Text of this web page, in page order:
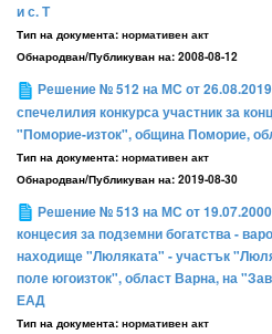
и с. Т
Тип на документа: нормативен акт
Обнародван/Публикуван на: 2008-08-12
Решение № 512 на МС от 26.08.2019
спечелилия конкурса участник за
"Поморие-изток", община Поморие,
Тип на документа: нормативен акт
Обнародван/Публикуван на: 2019-08-30
Решение № 513 на МС от 19.07.2000
концесия за подземни богатства -
находище "Люляката" - участък
поле югоизток", област Варна, на
ЕАД
Тип на документа: нормативен акт